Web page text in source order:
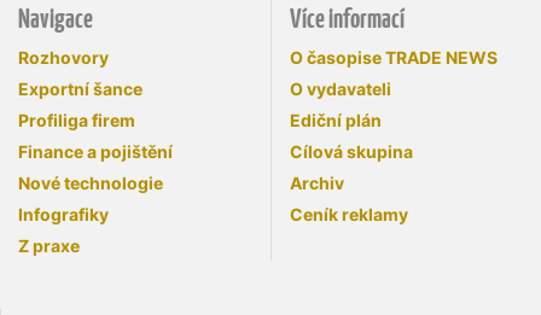
Navigace
Rozhovory
Exportní šance
Profiliga firem
Finance a pojištění
Nové technologie
Infografiky
Z praxe
Více informací
O časopise TRADE NEWS
O vydavateli
Ediční plán
Cílová skupina
Archiv
Ceník reklamy